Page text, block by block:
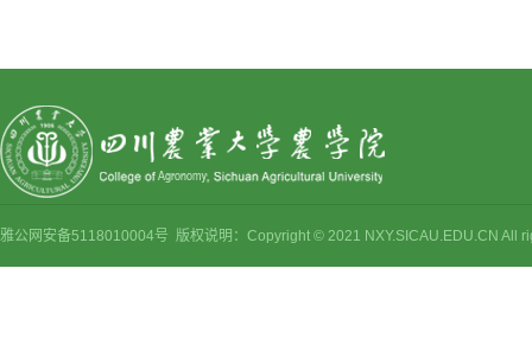
雅公网安备5118010004号 版权说明：Copyright © 2021 NXY.SICAU.EDU.CN All